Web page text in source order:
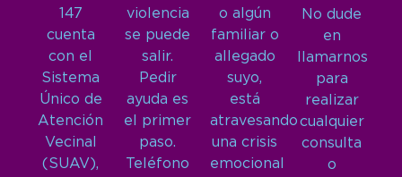
147
cuenta
con el
Sistema
Único de
Atención
Vecinal
(SUAV),
violencia
se puede
salir.
Pedir
ayuda es
el primer
paso.
Teléfono
o algún
familiar o
allegado
suyo,
está
atravesando
una crisis
emocional
No dude
en
llamarnos
para
realizar
cualquier
consulta
o